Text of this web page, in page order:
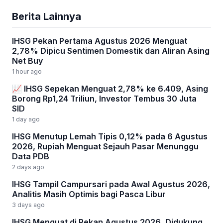
Berita Lainnya
IHSG Pekan Pertama Agustus 2026 Menguat
2,78% Dipicu Sentimen Domestik dan Aliran Asing
Net Buy
1 hour ago
📈 IHSG Sepekan Menguat 2,78% ke 6.409, Asing
Borong Rp1,24 Triliun, Investor Tembus 30 Juta
SID
1 day ago
IHSG Menutup Lemah Tipis 0,12% pada 6 Agustus
2026, Rupiah Menguat Sejauh Pasar Menunggu
Data PDB
2 days ago
IHSG Tampil Campursari pada Awal Agustus 2026,
Analitis Masih Optimis bagi Pasca Libur
3 days ago